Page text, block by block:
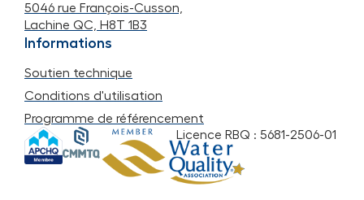
5046 rue François-Cusson,
Lachine QC, H8T 1B3
Informations
Soutien technique
Conditions d'utilisation
Programme de référencement
Licence RBQ : 5681-2506-01